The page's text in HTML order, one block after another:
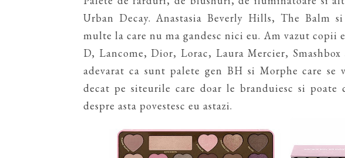
Urban Decay. Anastasia Beverly Hills, The Balm
multe la care nu ma gandesc nici eu. Am vazut copii
D, Lancome, Dior, Lorac, Laura Mercier,
adevarat ca sunt palete gen BH si Morphe care
decat pe siteurile care doar le branduiesc si
despre asta povestesc eu astazi.